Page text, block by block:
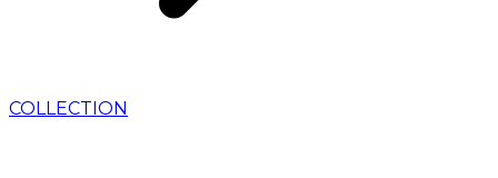
COLLECTION